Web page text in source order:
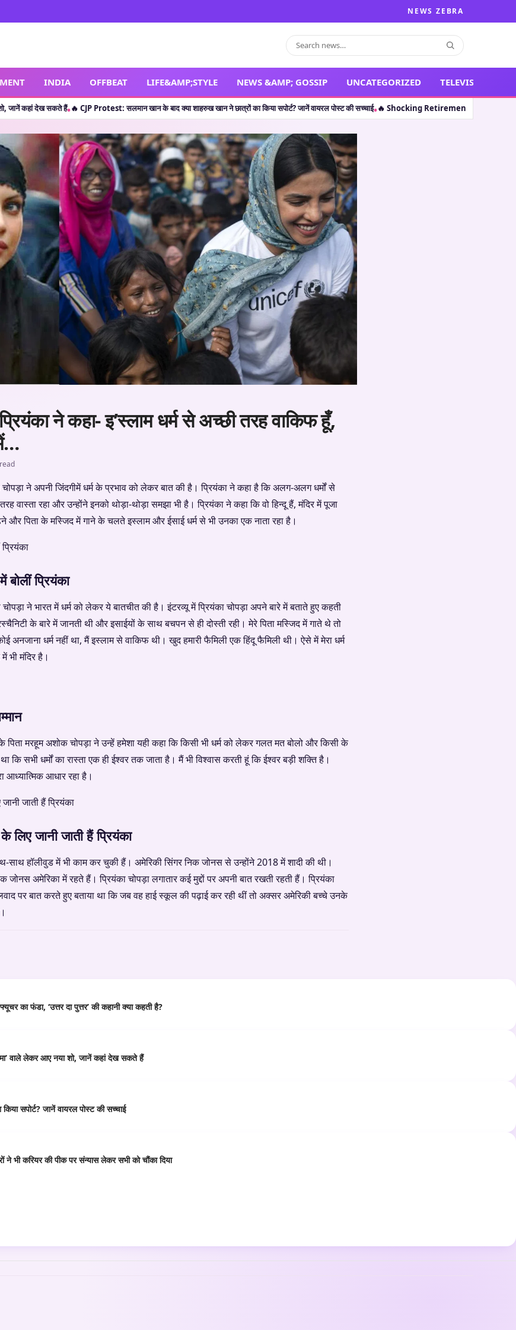
NEWS ZEBRA
INDIA OFFBEAT LIFE&AMP;STYLE NEWS &AMP; GOSSIP UNCATEGORIZED TELEVISION
हैं•🔥 CJP Protest: सलमान खान के बाद क्या शाहरुख खान ने छात्रों का किया सपोर्ट? जानें वायरल पोस्ट की सच्चाई•🔥 Shocking Retirement: थलपति विजय ही नहीं, इन 5
ने कहा- इ’स्लाम धर्म से अच्छी तरह वाकिफ हूँ,
ने अपनी जिंदगीमें धर्म के प्रभाव को लेकर बात की है। प्रियंका ने कहा है कि अलग-अलग धर्मों से
वास्ता रहा और उन्होंने इनको थोड़ा-थोड़ा समझा भी है। प्रियंका ने कहा कि वो हिन्दू हैं, मंदिर में पूजा
पिता के मस्जिद में गाने के चलते इस्लाम और ईसाई धर्म से भी उनका एक नाता रहा है।
प्रियंका
ने भारत में धर्म को लेकर ये बातचीत की है। इंटरव्यू में प्रियंका चोपड़ा अपने बारे में बताते हुए कहती
के बारे में जानती थी और इसाईयों के साथ बचपन से ही दोस्ती रही। मेरे पिता मस्जिद में गाते थे तो
अनजाना धर्म नहीं था, मैं इस्लाम से वाकिफ थी। खुद हमारी फैमिली एक हिंदू फैमिली थी। ऐसे में मेरा धर्म
भी मंदिर है।
पिता मरहूम अशोक चोपड़ा ने उन्हें हमेशा यही कहा कि किसी भी धर्म को लेकर गलत मत बोलो और किसी के
कि सभी धर्मों का रास्ता एक ही ईश्वर तक जाता है। मैं भी विश्वास करती हूं कि ईश्वर बड़ी शक्ति है।
आध्यात्मिक आधार रहा है।
जानी जाती हैं प्रियंका
साथ हॉलीवुड में भी काम कर चुकी हैं। अमेरिकी सिंगर निक जोनस से उन्होंने 2018 में शादी की थी।
जोनस अमेरिका में रहते हैं। प्रियंका चोपड़ा लगातार कई मुद्दों पर अपनी बात रखती रहती हैं। प्रियंका
पर बात करते हुए बताया था कि जब वह हाई स्कूल की पढ़ाई कर रही थीं तो अक्सर अमेरिकी बच्चे उनके
का फंडा, ‘उत्तर दा पुत्तर’ की कहानी क्या कहती है?
वाले लेकर आए नया शो, जानें कहां देख सकते हैं
सपोर्ट? जानें वायरल पोस्ट की सच्चाई
ने भी करियर की पीक पर संन्यास लेकर सभी को चौंका दिया